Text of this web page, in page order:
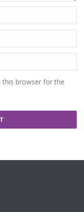
this browser for the